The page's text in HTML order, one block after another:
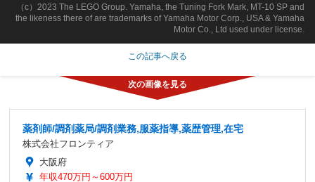
（c）2023 The LEGO Group. Yamaha, the Tuning Fork Mark, MT-10 SP and
the likeness there of are trademarks of Yamaha Motor Corp., USA & Yamaha
Motor Co., Ltd used under license.
この記事へ戻る
薬剤師/調剤薬局/調剤業務,服薬指導,薬歴管理,在宅
株式会社フロンティア
大阪府
年収470万円～600万円